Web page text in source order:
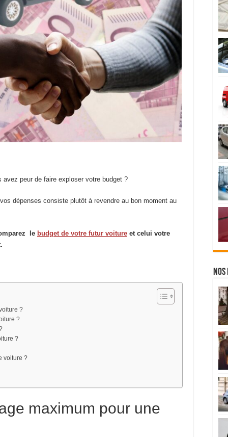
peur de faire exploser votre budget ?
dépenses consiste plutôt à revendre au bon moment au
le budget de votre futur voiture et celui votre
?
?
?
voiture ?
maximum pour une